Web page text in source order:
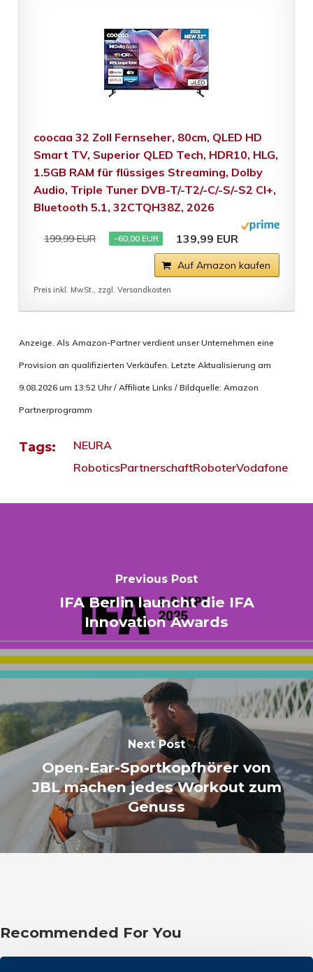
coocaa 32 Zoll Fernseher, 80cm, QLED HD
Smart TV, Superior QLED Tech, HDR10, HLG,
1.5GB RAM für flüssiges Streaming, Dolby
Audio, Triple Tuner DVB-T/-T2/-C/-S/-S2 CI+,
Bluetooth 5.1, 32CTQH38Z, 2026
199,99 EUR −60,00 EUR 139,99 EUR
Auf Amazon kaufen
Preis inkl. MwSt., zzgl. Versandkosten
Anzeige. Als Amazon-Partner verdient unser Unternehmen eine
Provision an qualifizierten Verkäufen. Letzte Aktualisierung am
9.08.2026 um 13:52 Uhr / Affiliate Links / Bildquelle: Amazon
Partnerprogramm
Tags:
NEURA
RoboticsPartnerschaftRoboterVodafone
Previous Post
IFA Berlin launcht die IFA
Innovation Awards
Next Post
Open-Ear-Sportkopfhörer von
JBL machen jedes Workout zum
Genuss
Recommended For You